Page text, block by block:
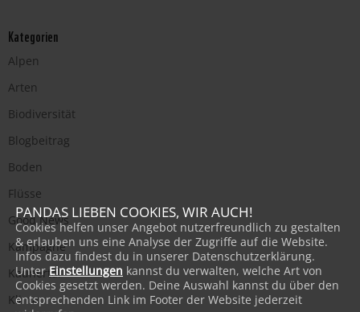
Kategorien
Alpen
Arten
Biodiversität
Blogbeitrag
Boden
Flüsse
Good News
Kampagne
Kaunertal
Klima
PANDAS LIEBEN COOKIES, WIR AUCH!
Cookies helfen unser Angebot nutzerfreundlich zu gestalten
& erlauben uns eine Analyse der Zugriffe auf die Website.
Infos dazu findest du in unserer Datenschutzerklärung.
UnterEinstellungen kannst du verwalten, welche Art von
Cookies gesetzt werden. Deine Auswahl kannst du über den
entsprechenden Link im Footer der Website jederzeit